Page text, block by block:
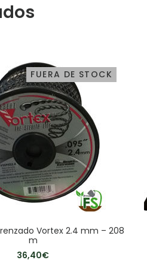
FUERA DE STOCK
Vortex 2.4 mm – 208
m
36,40€